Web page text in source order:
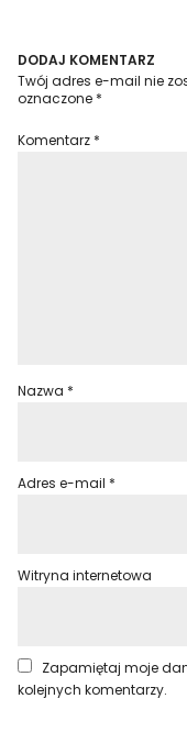
DODAJ KOMENTARZ
Twój adres e-mail nie
oznaczone *
Komentarz *
Nazwa *
Adres e-mail *
Witryna internetowa
Zapamiętaj moje
kolejnych komentarzy.